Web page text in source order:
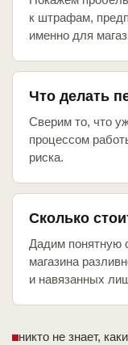
к штрафам,
именно для
Что делать
Сверим то, что
процессом
риска.
Сколько
Дадим понятную
магазина
и навязанных
никто не знает,